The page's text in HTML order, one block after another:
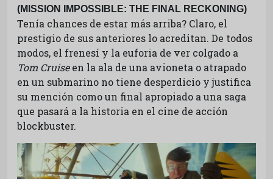
(MISSION IMPOSSIBLE: THE FINAL RECKONING)
Tenía chances de estar más arriba? Claro, el
prestigio de sus anteriores lo acreditan. De todos
modos, el frenesí y la euforia de ver colgado a
Tom Cruiseen la ala de una avioneta o atrapado
en un submarino no tiene desperdicio y justifica
su mención como un final apropiado a una saga
que pasará a la historia en el cine de acción
blockbuster.